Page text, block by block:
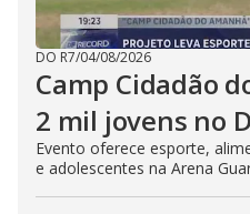
DO R7/04/08/2026
Camp Cidadão
2 mil jovens no
Evento oferece esporte,
e adolescentes na Arena